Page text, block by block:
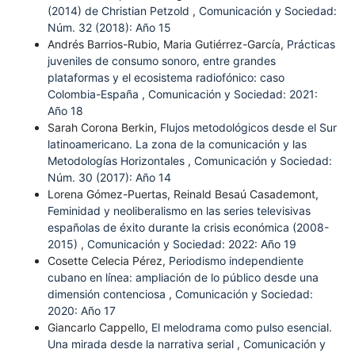
(2014) de Christian Petzold , Comunicación y Sociedad:
Núm. 32 (2018): Año 15
Andrés Barrios-Rubio, Maria Gutiérrez-García, Prácticas
juveniles de consumo sonoro, entre grandes
plataformas y el ecosistema radiofónico: caso
Colombia-España , Comunicación y Sociedad: 2021:
Año 18
Sarah Corona Berkin, Flujos metodológicos desde el Sur
latinoamericano. La zona de la comunicación y las
Metodologías Horizontales , Comunicación y Sociedad:
Núm. 30 (2017): Año 14
Lorena Gómez-Puertas, Reinald Besaú Casademont,
Feminidad y neoliberalismo en las series televisivas
españolas de éxito durante la crisis económica (2008-
2015) , Comunicación y Sociedad: 2022: Año 19
Cosette Celecia Pérez, Periodismo independiente
cubano en línea: ampliación de lo público desde una
dimensión contenciosa , Comunicación y Sociedad:
2020: Año 17
Giancarlo Cappello, El melodrama como pulso esencial.
Una mirada desde la narrativa serial , Comunicación y